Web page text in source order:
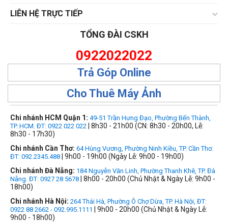
LIÊN HỆ TRỰC TIẾP
TỔNG ĐÀI CSKH
0922022022
Trả Góp Online
Cho Thuê Máy Ảnh
Chi nhánh HCM Quận 1: 49-51 Trần Hưng Đạo, Phường Bến Thành,
TP. HCM. ĐT: 0922 022 022 | 8h30 - 21h00 (CN: 8h30 - 20h00, Lễ:
8h30 - 17h30)
Chi nhánh Cần Thơ: 64 Hùng Vương, Phường Ninh Kiều, TP. Cần Thơ.
ĐT: 092.2345.488 | 9h00 - 19h00 (Ngày Lễ: 9h00 - 19h00)
Chi nhánh Đà Nẵng: 184 Nguyễn Văn Linh, Phường Thanh Khê, TP. Đà
Nẵng. ĐT: 0927 28 5678 | 8h00 - 20h00 (Chủ Nhật & Ngày Lễ: 9h00 -
18h00)
Chi nhánh Hà Nội: 264 Thái Hà, Phường Ô Chợ Dừa, TP. Hà Nội, ĐT:
0922 88 2662 - 092.995.1111
| 9h00 - 20h00 (Chủ Nhật & Ngày Lễ:
9h00 - 18h00)